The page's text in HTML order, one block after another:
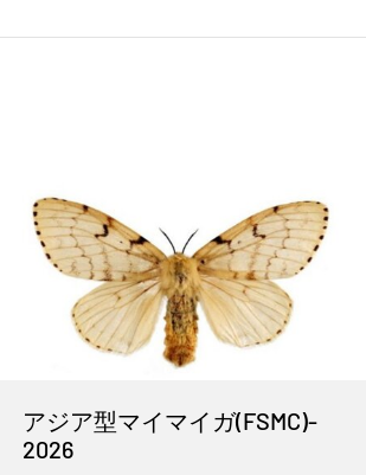
アジア型マイマイガ(FSMC)‐
2026